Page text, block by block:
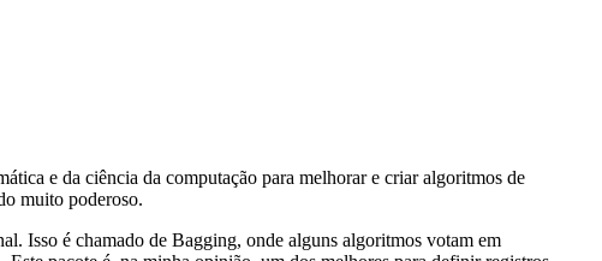
e da ciência da computação para melhorar e criar algoritmos de
muito poderoso.
Isso é chamado de Bagging, onde alguns algoritmos votam em